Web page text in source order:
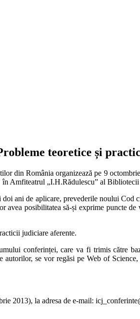
teoretice și
din România organizează pe 9
Amfiteatrul „I.H.Rădulescu” al
ani de aplicare, prevederile noului Cod
posibilitatea să-și exprime puncte de
judiciare aferente.
conferinței, care va fi trimis către
se vor regăsi pe Web of
2013), la adresa de e-mail: